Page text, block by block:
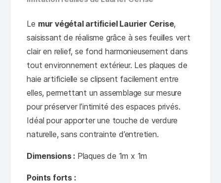
Le mur végétal artificiel Laurier Cerise,
saisissant de réalisme grâce à ses feuilles vert
clair en relief, se fond harmonieusement dans
tout environnement extérieur. Les plaques de
haie artificielle se clipsent facilement entre
elles, permettant un assemblage sur mesure
pour préserver l’intimité des espaces privés.
Idéal pour apporter une touche de verdure
naturelle, sans contrainte d’entretien.
Dimensions : Plaques de 1m x 1m
Points forts :